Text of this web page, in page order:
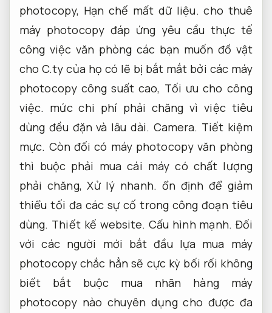
photocopy, Hạn chế mất dữ liệu. cho thuê
máy photocopy đáp ứng yêu cầu thực tế
công việc văn phòng các bạn muốn đồ vật
cho C.ty của họ có lẽ bị bắt mắt bởi các máy
photocopy công suất cao, Tối ưu cho công
việc. mức chi phí phải chăng vì việc tiêu
dùng đều đặn và lâu dài. Camera. Tiết kiệm
mực. Còn đối có máy photocopy văn phòng
thì buộc phải mua cái máy có chất lượng
phải chăng,Xử lý nhanh. ổn định để giảm
thiểu tối đa các sự cố trong công đoạn tiêu
dùng. Thiết kế website. Cấu hình mạnh. Đối
với các người mới bắt đầu lựa mua máy
photocopy chắc hẳn sẽ cực kỳ bối rối không
biết bắt buộc mua nhãn hàng máy
photocopy nào chuyên dụng cho được đa